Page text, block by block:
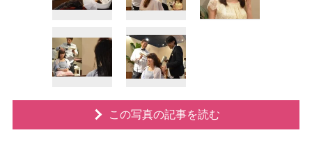
この写真の記事を読む